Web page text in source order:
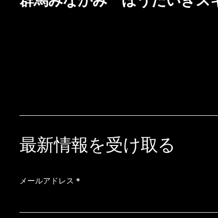
最新情報を受け取る
メールアドレス